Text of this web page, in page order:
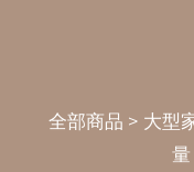
全部商品 > 大型